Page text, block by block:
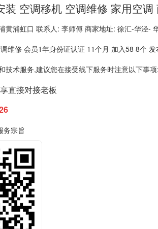
装 空调移机 空调维修 家用空调
黄浦虹口 联系人: 李师傅 商家地址: 徐汇-华泾-
维修 会员1年身份证认证 11个月 加入58 8个
技术服务,建议您在接受线下服务时注意以下事
直接对接老板
务宗旨